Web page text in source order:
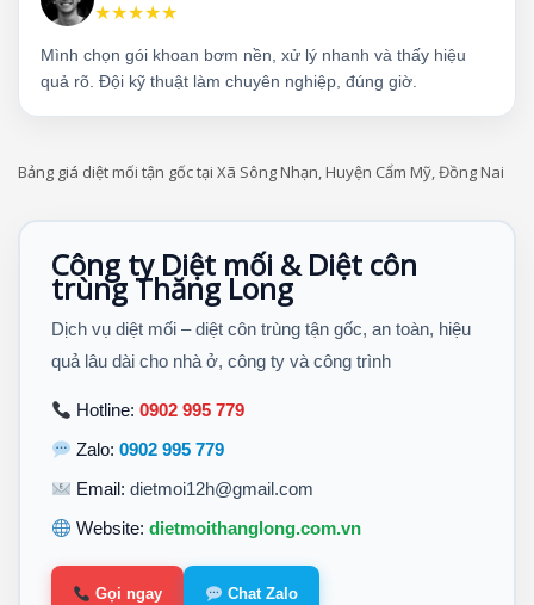
★★★★★
Mình chọn gói khoan bơm nền, xử lý nhanh và thấy hiệu
quả rõ. Đội kỹ thuật làm chuyên nghiệp, đúng giờ.
Bảng giá diệt mối tận gốc tại Xã Sông Nhạn, Huyện Cẩm Mỹ, Đồng Nai
Công ty Diệt mối & Diệt côn
trùng Thăng Long
Dịch vụ diệt mối – diệt côn trùng tận gốc, an toàn, hiệu
quả lâu dài cho nhà ở, công ty và công trình
Hotline:0902 995 779
Zalo:0902 995 779
Email:dietmoi12h@gmail.com
Website:dietmoithanglong.com.vn
Gọi ngay Chat Zalo